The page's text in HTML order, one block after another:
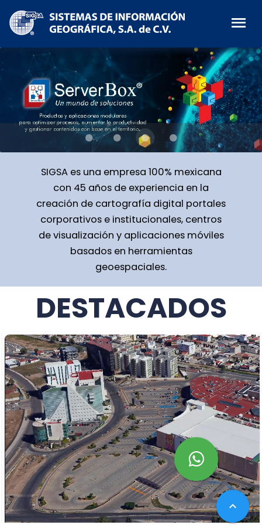
SIGSA es una empresa 100% mexicana
con 45 años de experiencia en la
creación de cartografía digital portales
corporativos e institucionales, centros
de visualización y aplicaciones móviles
basados en herramientas
geoespaciales.
DESTACADOS